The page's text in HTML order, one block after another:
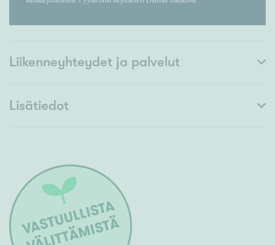
Liikenneyhteydet ja palvelut
Lisätiedot